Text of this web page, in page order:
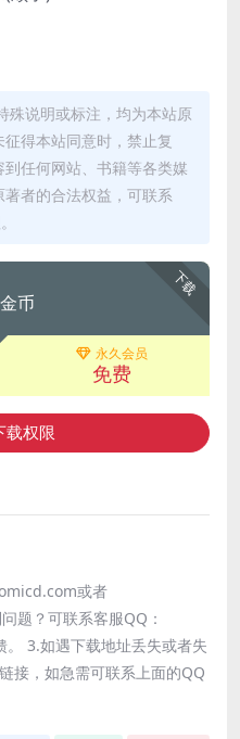
殊说明或标注，均为本站原
得本站同意时，禁止复
任何网站、书籍等各类媒
者的合法权益，可联系
下载
金币
永久会员
免费
载权限
或者
题？可联系客服QQ：
3.如遇下载地址丢失或者失
接，如急需可联系上面的QQ